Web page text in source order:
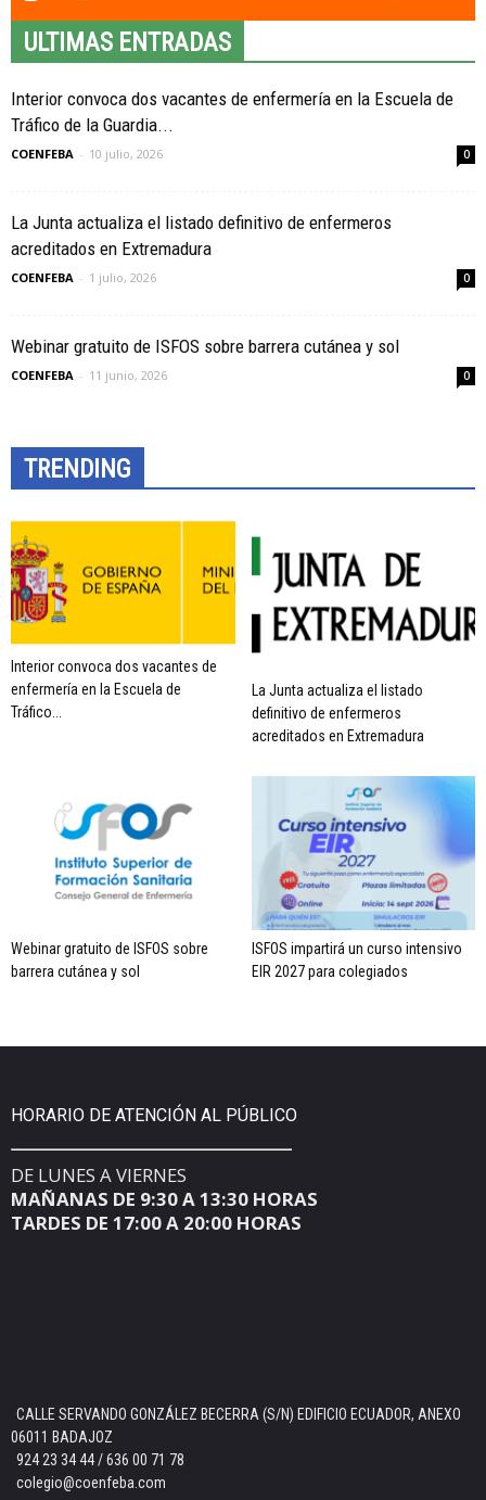
ULTIMAS ENTRADAS
Interior convoca dos vacantes de enfermería en la Escuela de
Tráfico de la Guardia...
COENFEBA - 10 julio, 2026 0
La Junta actualiza el listado definitivo de enfermeros
acreditados en Extremadura
COENFEBA - 1 julio, 2026 0
Webinar gratuito de ISFOS sobre barrera cutánea y sol
COENFEBA - 11 junio, 2026 0
TRENDING
Interior convoca dos vacantes de
enfermería en la Escuela de
Tráfico...
La Junta actualiza el listado
definitivo de enfermeros
acreditados en Extremadura
Webinar gratuito de ISFOS sobre
barrera cutánea y sol
ISFOS impartirá un curso intensivo
EIR 2027 para colegiados
HORARIO DE ATENCIÓN AL PÚBLICO
DE LUNES A VIERNES
MAÑANAS DE 9:30 A 13:30 HORAS
TARDES DE 17:00 A 20:00 HORAS
CALLE SERVANDO GONZÁLEZ BECERRA (S/N) EDIFICIO ECUADOR, ANEXO
06011 BADAJOZ
924 23 34 44 / 636 00 71 78
colegio@coenfeba.com